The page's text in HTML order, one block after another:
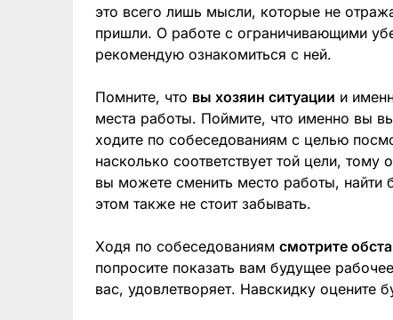
это всего лишь мысли, которые не
пришли. О работе с ограничивающими
рекомендую ознакомиться с ней.
Помните, что вы хозяин ситуации и
места работы. Поймите, что именно вы
ходите по собеседованиям с целью
насколько соответствует той цели,
вы можете сменить место работы, найти
этом также не стоит забывать.
Ходя по собеседованиям смотрите
попросите показать вам будущее
вас, удовлетворяет. Навскидку оцените